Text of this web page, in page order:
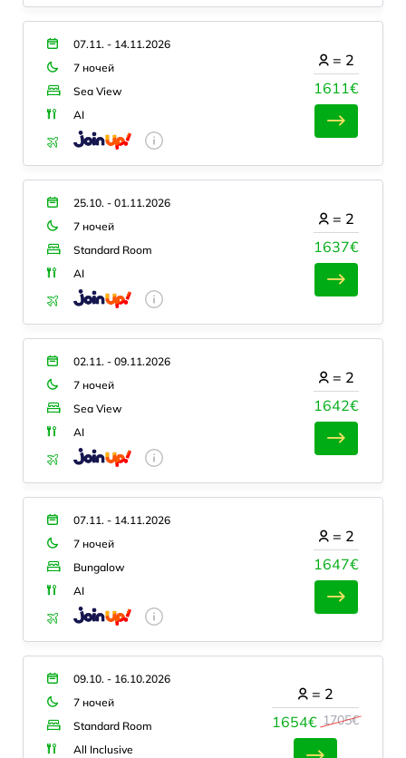
07.11. - 14.11.2026
7 ночей
Sea View
AI
1611€
= 2
25.10. - 01.11.2026
7 ночей
Standard Room
AI
1637€
= 2
02.11. - 09.11.2026
7 ночей
Sea View
AI
1642€
= 2
07.11. - 14.11.2026
7 ночей
Bungalow
AI
1647€
= 2
09.10. - 16.10.2026
7 ночей
Standard Room
All Inclusive
1654€ 1705€
= 2